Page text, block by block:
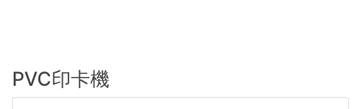
PVC印卡機